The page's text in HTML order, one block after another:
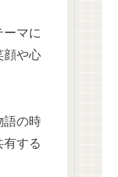
ーマに
顔や心
語の時
する